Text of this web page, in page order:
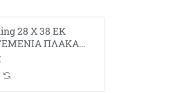
28 X 38 ΕΚ
ΠΛΑΚΑ
ΟΨΗΣ